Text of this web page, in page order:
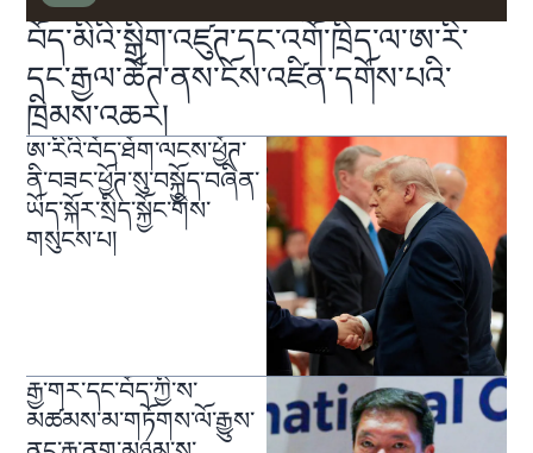
བོད་མིའི་སྒྲིག་འཛུཊ་དང་འགོ་ཁྲིད་ལ་ཨ་རི་
དང་རྒྱལ་ཚོཊ་ནས་ངོས་འཛིན་དགོས་པའི་
ཁྲིམས་འཆར།
ཨ་རིའི་བོད་ཐོག་ལངས་ཕྱོཊ་
ནི་བཟང་ཕྱོཊ་སུ་བསྐྱོད་བཞིན་
ཡོད་སྐོར་སྲིད་སྐྱོང་གིས་
གསུངས་པ།
རྒྱ་གར་དང་བོད་ཀྱི་ས་
མཚམས་མ་གཏོགས་ལོ་རྒྱུས་